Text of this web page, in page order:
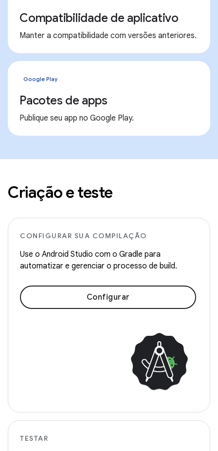
Compatibilidade de aplicativo
Manter a compatibilidade com versões anteriores.
Google Play
Pacotes de apps
Publique seu app no Google Play.
Criação e teste
CONFIGURAR SUA COMPILAÇÃO
Use o Android Studio com o Gradle para
automatizar e gerenciar o processo de build.
Configurar
TESTAR